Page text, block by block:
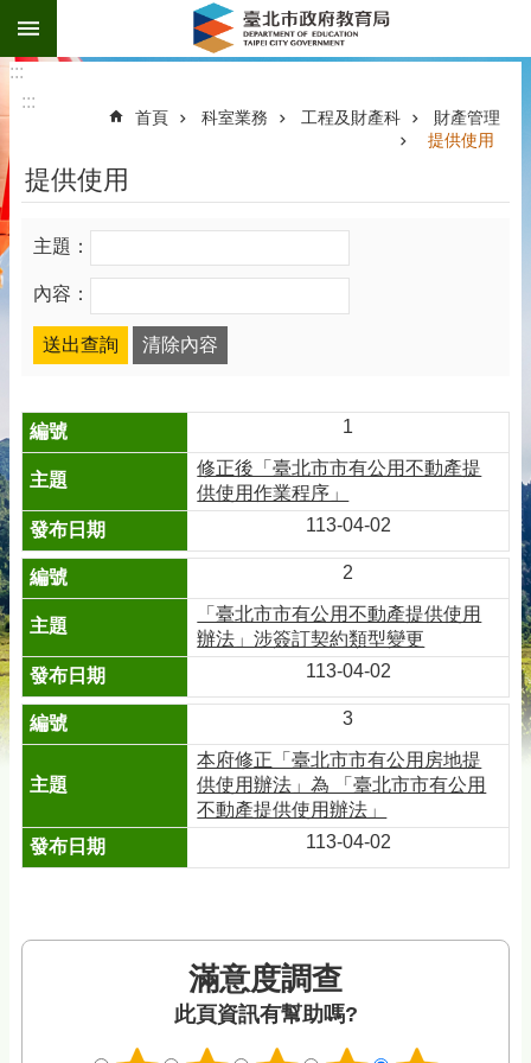
跳到主要內容區塊
:::
:::
首頁 科室業務 工程及財產科
財產管理
提供使用
提供使用
主題：
內容：
1
修正後「臺北市市有公用不動產提
供使用作業程序」
113-04-02
2
「臺北市市有公用不動產提供使用
辦法」涉簽訂契約類型變更
113-04-02
3
本府修正「臺北市市有公用房地提
供使用辦法」為 「臺北市市有公用
不動產提供使用辦法」
113-04-02
滿意度調查
此頁資訊有幫助嗎?